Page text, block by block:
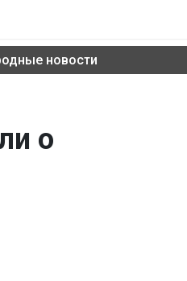
новости
о